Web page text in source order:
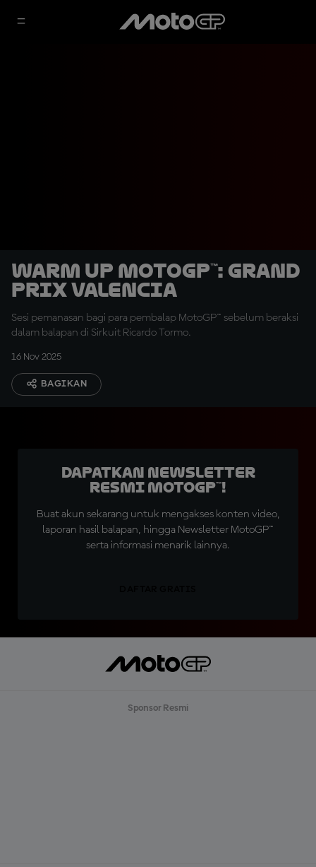
Warm Up MotoGP™: Grand
Prix Valencia
Sesi pemanasan bagi para pembalap MotoGP™ sebelum beraksi
dalam balapan di Sirkuit Ricardo Tormo.
16 Nov 2025
BAGIKAN
Dapatkan Newsletter
Resmi MotoGP™!
Buat akun sekarang untuk mengakses konten video,
laporan hasil balapan, hingga Newsletter MotoGP™
serta informasi menarik lainnya.
Sponsor Resmi